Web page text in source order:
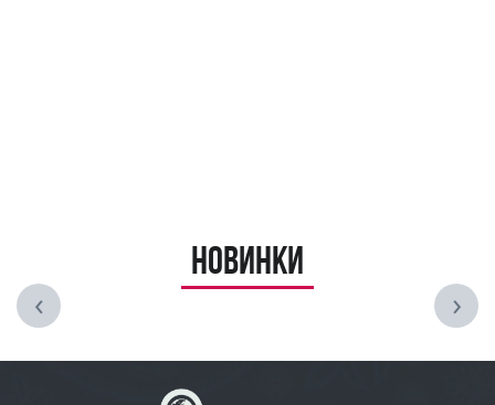
Новинки
‹ ›